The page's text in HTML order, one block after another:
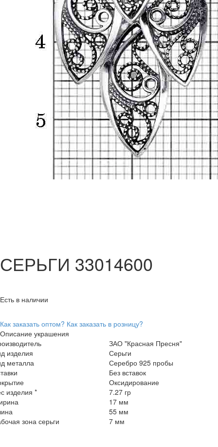
СЕРЬГИ 33014600
Есть в наличии
Как заказать оптом? Как заказать в розницу?
Описание украшения
ЗАО "Красная Пресня"
изделия
Серьги
металла
Серебро 925 пробы
Без вставок
Оксидирование
изделия *
7.27 гр
17 мм
55 мм
зона серьги
7 мм